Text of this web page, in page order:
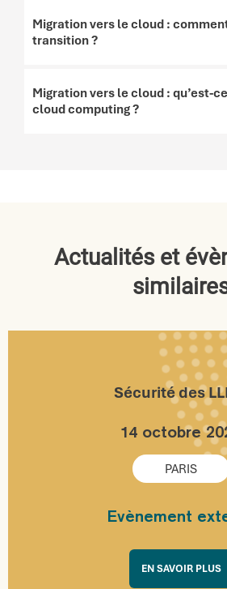
Migration vers le cloud :
transition ?
Migration vers le cloud : qu’est-
cloud computing ?
Actualités et
Sécurité des
14 octobre
PARIS
Evènement
EN SAVOIR PLUS